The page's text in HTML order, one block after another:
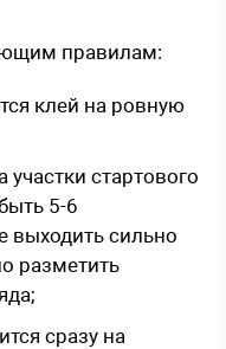
правилам:
клей на ровную
участки стартового
5-6
выходить сильно
разметить
сразу на